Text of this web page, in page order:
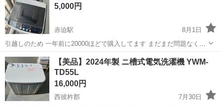
5,000円
赤迫駅
8月1日
引越しのため 一年前に20000ほどで購入してます まだまだ問題なくつ
かえます！ ※外置きで使用していたのでご理解いただけますようお願
いします
長崎 長崎市 赤迫駅 生活家電
【美品】2024年製 ニ槽式電気洗濯機 YWM-
TD55L
16,000円
西彼杵郡
7月30日